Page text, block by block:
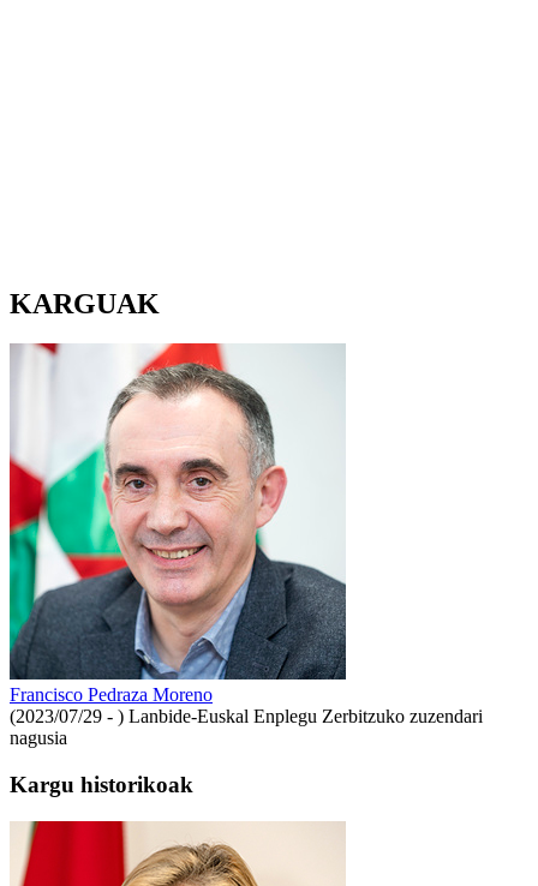
KARGUAK
Francisco Pedraza Moreno
(2023/07/29 - ) Lanbide-Euskal Enplegu Zerbitzuko zuzendari
nagusia
Kargu historikoak